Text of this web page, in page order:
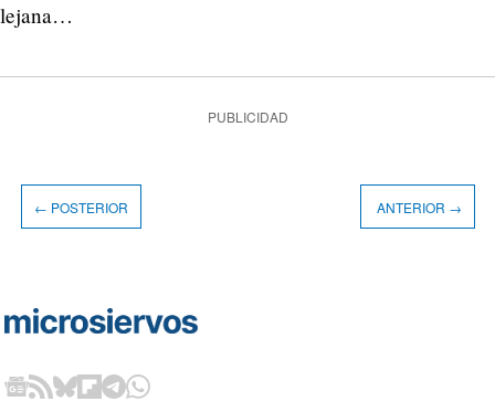
lejana…
PUBLICIDAD
← POSTERIOR ANTERIOR →